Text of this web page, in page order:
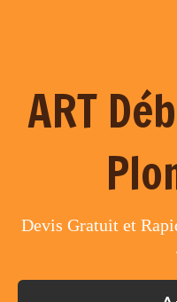
ART
Devis Gratuit et